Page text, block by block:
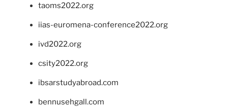
taoms2022.org
iias-euromena-conference2022.org
ivd2022.org
csity2022.org
ibsarstudyabroad.com
bennusehgall.com